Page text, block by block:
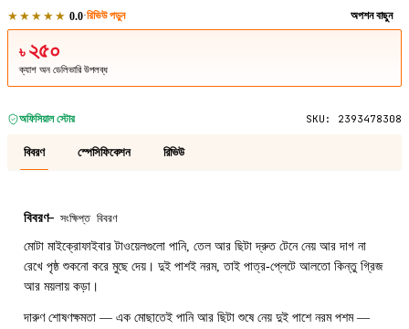
★★★★★ 0.0·রিভিউ পড়ুন অপশন বাছুন
৳ ২৫০
ক্যাশ অন ডেলিভারি উপলব্ধ
অফিসিয়াল স্টোর SKU: 2393478308
বিবরণ স্পেসিফিকেশন রিভিউ
বিবরণ—সংক্ষিপ্ত বিবরণ
মোটা মাইক্রোফাইবার টাওয়েলগুলো পানি, তেল আর ছিটা দ্রুত টেনে নেয় আর দাগ না
রেখে পৃষ্ঠ শুকনো করে মুছে দেয়। দুই পাশই নরম, তাই পাত্র-প্লেটে আলতো কিন্তু গ্রিজ
আর ময়লায় কড়া।
দারুণ শোষণক্ষমতা — এক মোছাতেই পানি আর ছিটা শুষে নেয় দুই পাশে নরম পশম —